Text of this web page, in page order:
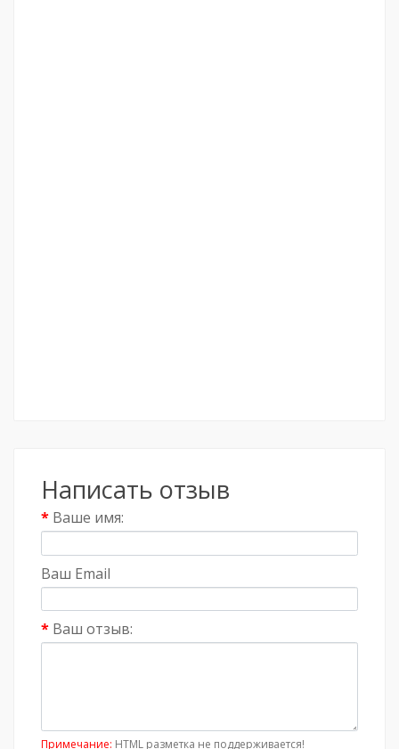
Написать отзыв
Ваше имя:
Ваш Email
Ваш отзыв:
Примечание: HTML разметка не поддерживается!